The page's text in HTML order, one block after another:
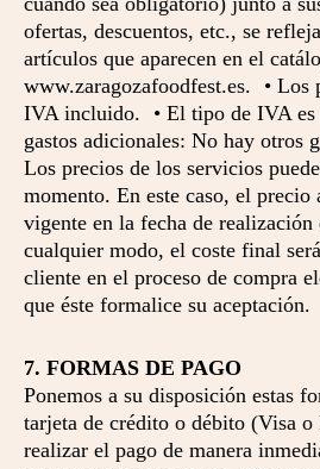
ofertas, descuentos, etc., se
artículos que aparecen en el
www.zaragozafoodfest.es. • Los
IVA incluido. • El tipo de IVA
gastos adicionales: No hay otros
Los precios de los servicios
momento. En este caso, el precio
vigente en la fecha de
cualquier modo, el coste final
cliente en el proceso de compra
que éste formalice su aceptación.
7. FORMAS DE PAGO
Ponemos a su disposición estas
tarjeta de crédito o débito (Visa
realizar el pago de manera